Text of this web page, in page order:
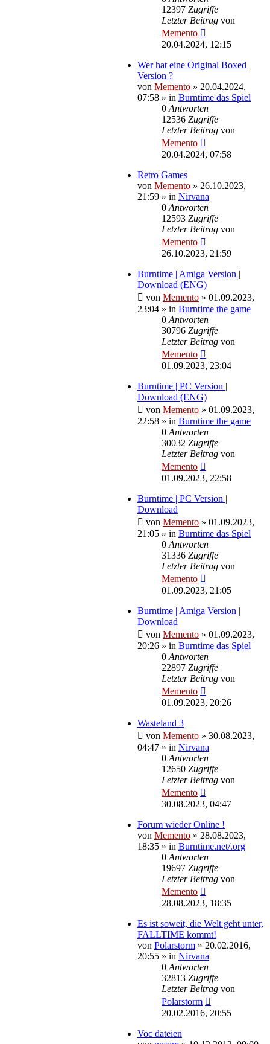
12397 Zugriffe
Letzter Beitrag von
Memento
20.04.2024, 12:15
Wer hat eine Original Boxed
Version ?
von Memento » 20.04.2024,
07:58 » in Burntime das Spiel
0 Antworten
12536 Zugriffe
Letzter Beitrag von
Memento
20.04.2024, 07:58
Retro Games
von Memento » 26.10.2023,
21:59 » in Nirvana
0 Antworten
12593 Zugriffe
Letzter Beitrag von
Memento
26.10.2023, 21:59
Burntime | Amiga Version |
Download (ENG)
von Memento » 01.09.2023,
23:04 » in Burntime the game
0 Antworten
30796 Zugriffe
Letzter Beitrag von
Memento
01.09.2023, 23:04
Burntime | PC Version |
Download (ENG)
von Memento » 01.09.2023,
22:58 » in Burntime the game
0 Antworten
30032 Zugriffe
Letzter Beitrag von
Memento
01.09.2023, 22:58
Burntime | PC Version |
Download
von Memento » 01.09.2023,
21:05 » in Burntime das Spiel
0 Antworten
31336 Zugriffe
Letzter Beitrag von
Memento
01.09.2023, 21:05
Burntime | Amiga Version |
Download
von Memento » 01.09.2023,
20:26 » in Burntime das Spiel
0 Antworten
22897 Zugriffe
Letzter Beitrag von
Memento
01.09.2023, 20:26
Wasteland 3
von Memento » 30.08.2023,
04:47 » in Nirvana
0 Antworten
12650 Zugriffe
Letzter Beitrag von
Memento
30.08.2023, 04:47
Forum wieder Online !
von Memento » 28.08.2023,
18:35 » in Burntime.net/.org
0 Antworten
19697 Zugriffe
Letzter Beitrag von
Memento
28.08.2023, 18:35
Es ist soweit, die Welt geht unter,
FALLTIME kommt!
von Polarstorm » 20.02.2016,
20:55 » in Nirvana
0 Antworten
32813 Zugriffe
Letzter Beitrag von
Polarstorm
20.02.2016, 20:55
Voc dateien